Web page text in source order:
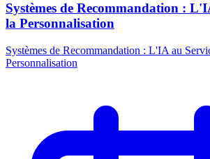
Systèmes de Recommandation :
la Personnalisation
Systèmes de Recommandation : L'IA au
Personnalisation